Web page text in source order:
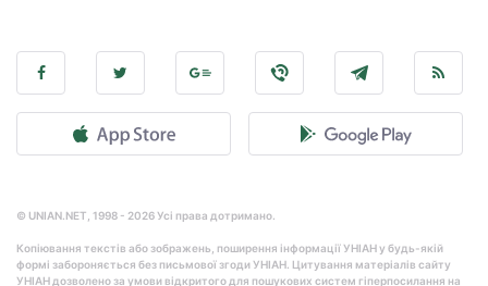
© UNIAN.NET, 1998 - 2026 Усі права дотримано.
Копіювання текстів або зображень, поширення інформації УНІАН у будь-якій
формі забороняється без письмової згоди УНІАН. Цитування матеріалів сайту
УНІАН дозволено за умови відкритого для пошукових систем гіперпосилання на